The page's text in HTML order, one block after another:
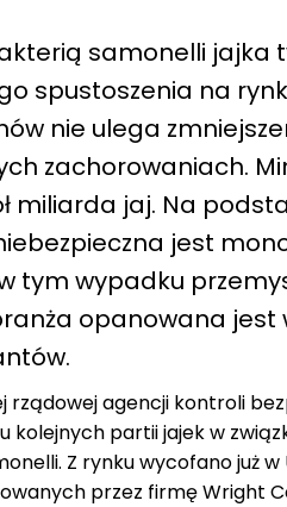
samonelli jajka
spustoszenia na
nie ulega
zachorowaniach.
miliarda jaj. Na
jest
tym wypadku
opanowana jest
rządowej agencji kontroli
kolejnych partii jajek w
Z rynku wycofano już w
przez firmę Wright